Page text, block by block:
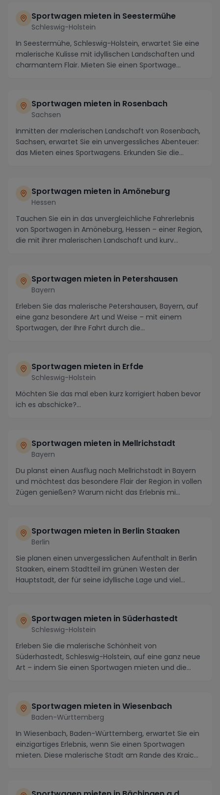
Sportwagen mieten in Seestermühe
Schleswig-Holstein
In Seestermühe, Schleswig-Holstein, erwartet Sie eine
malerische Kulisse mit idyllischen Landschaften und
charmantem Flair. Mieten Sie einen Sportwage...
Sportwagen mieten in Rosenbach
Sachsen
Inmitten der malerischen Landschaft von Rosenbach,
Sachsen, erwartet Sie ein unvergessliches Abenteuer:
das Mieten eines Sportwagens. Erkunden Sie die...
Sportwagen mieten in Amöneburg
Hessen
Tauchen Sie ein in das unvergleichliche Fahrerlebnis
von Sportwagen in Amöneburg, Hessen – einer Region,
die mit ihrer malerischen Landschaft und kurv...
Sportwagen mieten in Petershausen
Bayern
Erleben Sie das malerische Petershausen, Bayern, auf
eine ganz besondere Art und Weise – mit einem
Sportwagen, der Ihre Fahrt durch die
Sportwagen mieten in Erfde
Schleswig-Holstein
Möchten Sie das mal eben kurz korrigiert haben bevor
ich es abschicke?...
Sportwagen mieten in Mellrichstadt
Bayern
Du planst einen Ausflug nach Mellrichstadt in Bayern
und möchtest das besondere Flair der Region in vollen
Zügen genießen? Warum nicht das Erlebnis mi...
Sportwagen mieten in Berlin Staaken
Berlin
Sie planen einen unvergesslichen Aufenthalt in Berlin
Staaken, einem Stadtteil im grünen Westen der
Hauptstadt, der für seine idyllische Lage und viel...
Sportwagen mieten in Süderhastedt
Schleswig-Holstein
Erleben Sie die malerische Schönheit von
Süderhastedt, Schleswig-Holstein, auf eine ganz neue
Art – indem Sie einen Sportwagen mieten und die
Sportwagen mieten in Wiesenbach
Baden-Württemberg
In Wiesenbach, Baden-Württemberg, erwartet Sie ein
einzigartiges Erlebnis, wenn Sie einen Sportwagen
mieten. Diese malerische Stadt am Rande des Kraic...